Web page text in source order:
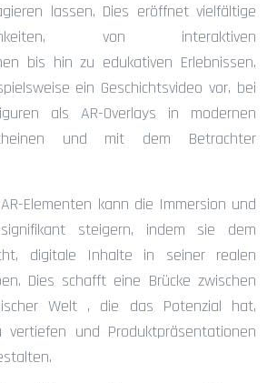
lassen. Dies eröffnet vielfältige
von interaktiven
bis hin zu edukativen Erlebnissen.
ein Geschichtsvideo vor, bei
als AR-Overlays in modernen
und mit dem Betrachter
Elementen kann die Immersion und
steigern, indem sie dem
digitale Inhalte in seiner realen
Dies schafft eine Brücke zwischen
Welt , die das Potenzial hat,
vertiefen und Produktpräsentationen